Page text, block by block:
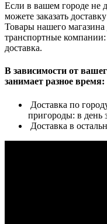
Если в вашем городе не
можете заказать
Товары нашего
транспортные
доставка.
В зависимости от
занимает разное время:
Доставка по
пригороды: в день
Доставка в